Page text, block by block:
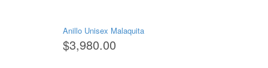
Anillo Unisex Malaquita
$3,980.00